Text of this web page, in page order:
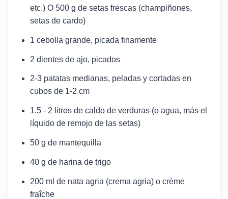
etc.) O 500 g de setas frescas (champiñones,
setas de cardo)
1 cebolla grande, picada finamente
2 dientes de ajo, picados
2-3 patatas medianas, peladas y cortadas en
cubos de 1-2 cm
1.5 - 2 litros de caldo de verduras (o agua, más el
líquido de remojo de las setas)
50 g de mantequilla
40 g de harina de trigo
200 ml de nata agria (crema agria) o crème
fraîche